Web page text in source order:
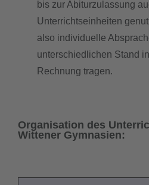
bis zur Abiturzulassung
Unterrichtseinheiten
also individuelle
unterschiedlichen Stand
Rechnung tragen.
Organisation des
Wittener Gymnasien: